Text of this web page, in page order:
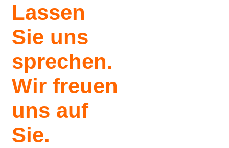
Lassen
Sie uns
spre­chen.
Wir freuen
uns auf
Sie.